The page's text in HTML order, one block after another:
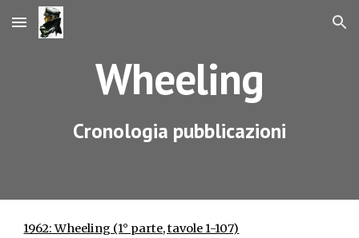
Skip to main content Skip to navigation
Wheeling
Cronologia pubblicazioni
1962: Wheeling (1° parte, tavole 1-107)